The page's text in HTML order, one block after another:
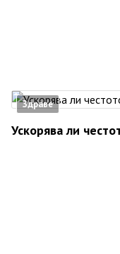
Здраве
Ускорява ли